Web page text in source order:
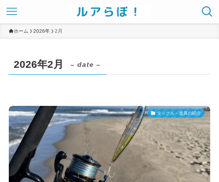
ホーム 2026年 2月
2026年2月 – date –
タックル・道具の紹介